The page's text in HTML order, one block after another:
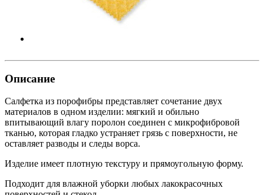
Описание
Салфетка из порофибры представляет сочетание двух
материалов в одном изделии: мягкий и обильно
впитывающий влагу поролон соединен с микрофибровой
тканью, которая гладко устраняет грязь с поверхности, не
оставляет разводы и следы ворса.
Изделие имеет плотную текстуру и прямоугольную форму.
Подходит для влажной уборки любых лакокрасочных